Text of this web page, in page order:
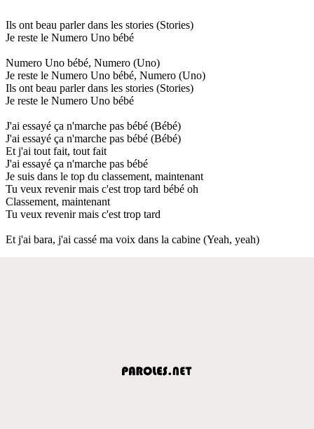
Ils ont beau parler dans les stories (Stories)
Je reste le Numero Uno bébé
Numero Uno bébé, Numero (Uno)
Je reste le Numero Uno bébé, Numero (Uno)
Ils ont beau parler dans les stories (Stories)
Je reste le Numero Uno bébé
J'ai essayé ça n'marche pas bébé (Bébé)
J'ai essayé ça n'marche pas bébé (Bébé)
Et j'ai tout fait, tout fait
J'ai essayé ça n'marche pas bébé
Je suis dans le top du classement, maintenant
Tu veux revenir mais c'est trop tard bébé oh
Classement, maintenant
Tu veux revenir mais c'est trop tard
Et j'ai bara, j'ai cassé ma voix dans la cabine (Yeah, yeah)